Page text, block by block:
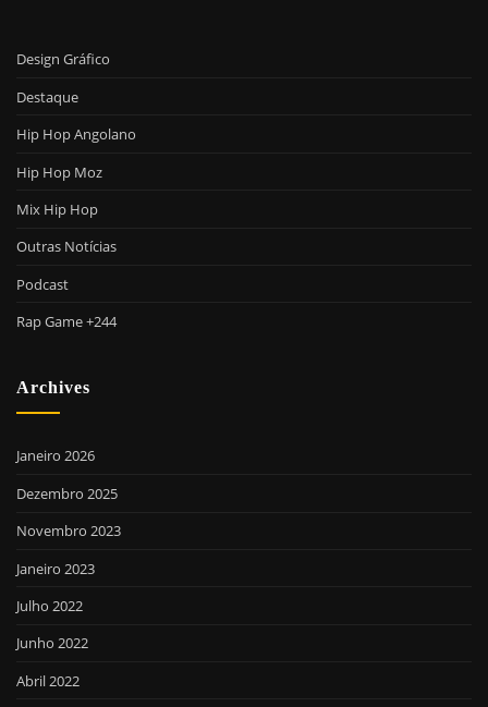
Design Gráfico
Destaque
Hip Hop Angolano
Hip Hop Moz
Mix Hip Hop
Outras Notícias
Podcast
Rap Game +244
Archives
Janeiro 2026
Dezembro 2025
Novembro 2023
Janeiro 2023
Julho 2022
Junho 2022
Abril 2022